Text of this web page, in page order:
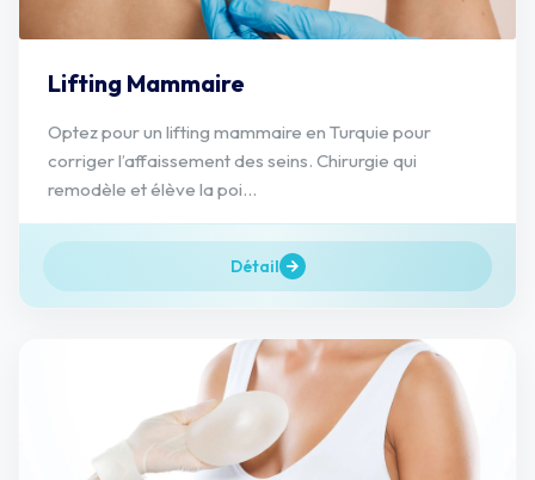
Lifting Mammaire
Optez pour un lifting mammaire en Turquie pour
corriger l’affaissement des seins. Chirurgie qui
remodèle et élève la poi...
Détail